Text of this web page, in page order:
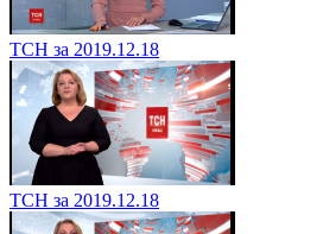
ТСН за 2019.12.18
ТСН за 2019.12.18